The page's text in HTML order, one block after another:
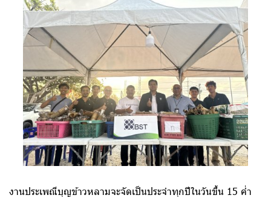
งานประเพณีบุญข้าวหลามจะจัดเป็นประจำทุกปีในวันขึ้น 15 ค่ำ